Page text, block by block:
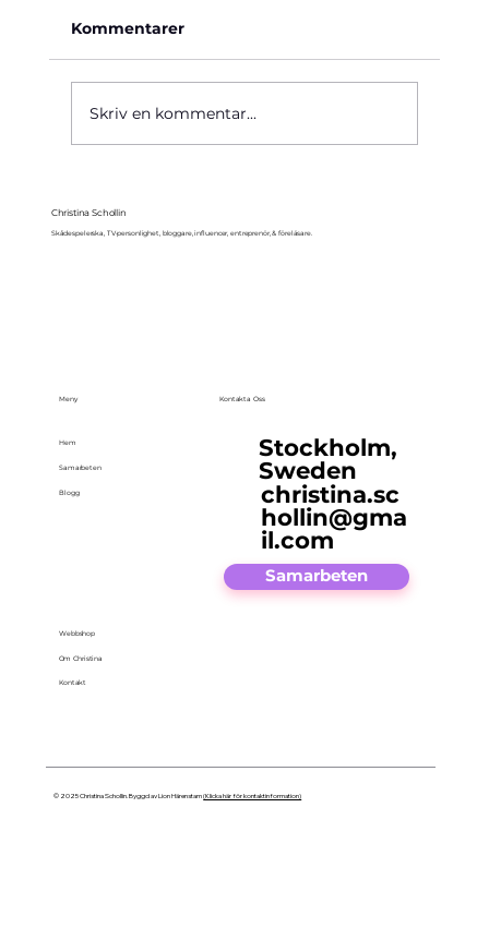
Kommentarer
Skriv en kommentar...
Christina Schollin
Skådespelerska, TV-personlighet, bloggare, influencer, entreprenör, & föreläsare.
Meny
Hem
Samarbeten
Blogg
Webbshop
Om Christina
Kontakt
Kontakta Oss
Stockholm,
Sweden
christina.sc
hollin@gma
il.com
Samarbeten
© 2025 Christina Schollin. Byggd av Lion Härenstam(Klicka här för kontaktinformation)